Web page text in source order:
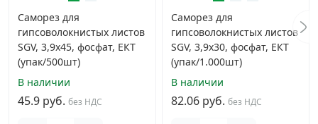
Саморез для
гипсоволокнистых листов
SGV, 3,9х45, фосфат, ЕКТ
(упак/500шт)
В наличии
45.9 руб. без НДС
Саморез для
гипсоволокнистых листов
SGV, 3,9х30, фосфат, ЕКТ
(упак/1.000шт)
В наличии
82.06 руб. без НДС